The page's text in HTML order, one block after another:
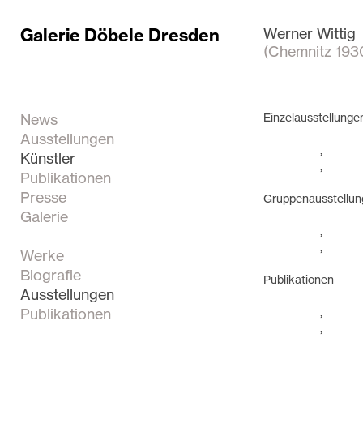
Galerie Döbele Dresden
Werner Wittig
(Chemnitz
News
Ausstellungen
Künstler
Publikationen
Presse
Galerie
Werke
Biografie
Ausstellungen
Publikationen
Publikationen